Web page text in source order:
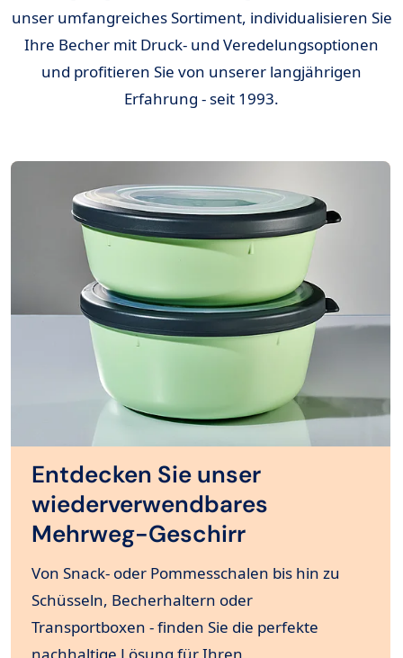
unser umfangreiches Sortiment, individualisieren Sie
Ihre Becher mit Druck- und Veredelungsoptionen
und profitieren Sie von unserer langjährigen
Erfahrung - seit 1993.
Entdecken Sie unser
wiederverwendbares
Mehrweg-Geschirr
Von Snack- oder Pommesschalen bis hin zu
Schüsseln, Becherhaltern oder
Transportboxen - finden Sie die perfekte
nachhaltige Lösung für Ihren